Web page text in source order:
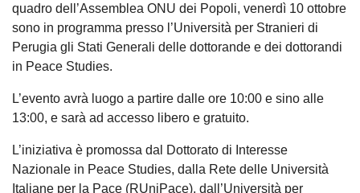
quadro dell’Assemblea ONU dei Popoli, venerdì 10 ottobre
sono in programma presso l’Università per Stranieri di
Perugia gli Stati Generali delle dottorande e dei dottorandi
in Peace Studies.
L’evento avrà luogo a partire dalle ore 10:00 e sino alle
13:00, e sarà ad accesso libero e gratuito.
L’iniziativa è promossa dal Dottorato di Interesse
Nazionale in Peace Studies, dalla Rete delle Università
Italiane per la Pace (RUniPace), dall’Università per